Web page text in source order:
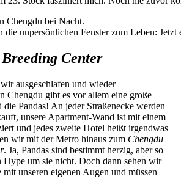
die unpersönlichen Fenster zum Leben:
Breeding Center
ausgeschlafen und wieder
Chengdu gibt es vor allem eine große
Pandas! An jeder Straßenecke werden
unsere Apartment-Wand ist mit einem
und jedes zweite Hotel heißt irgendwas
wir mit der Metro hinaus zum Chengdu
. Ja, Pandas sind bestimmt herzig, aber so
Hype um sie nicht. Doch dann sehen wir
unseren eigenen Augen und müssen